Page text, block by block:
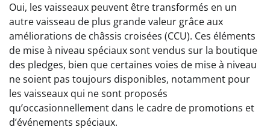
Oui, les vaisseaux peuvent être transformés en un
autre vaisseau de plus grande valeur grâce aux
améliorations de châssis croisées (CCU). Ces éléments
de mise à niveau spéciaux sont vendus sur la boutique
des pledges, bien que certaines voies de mise à niveau
ne soient pas toujours disponibles, notamment pour
les vaisseaux qui ne sont proposés
qu’occasionnellement dans le cadre de promotions et
d’événements spéciaux.